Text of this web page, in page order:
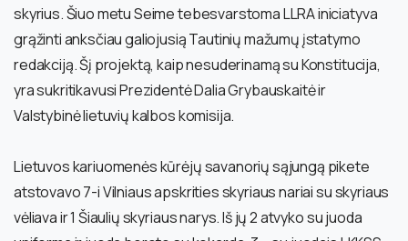
skyrius. Šiuo metu Seime tebesvarstoma LLRA iniciatyva
grąžinti anksčiau galiojusią Tautinių mažumų įstatymo
redakciją. Šį projektą, kaip nesuderinamą su Konstitucija,
yra sukritikavusi Prezidentė Dalia Grybauskaitė ir
Valstybinė lietuvių kalbos komisija.
Lietuvos kariuomenės kūrėjų savanorių sąjungą pikete
atstovavo 7-i Vilniaus apskrities skyriaus nariai su skyriaus
vėliava ir 1 Šiaulių skyriaus narys. Iš jų 2 atvyko su juoda